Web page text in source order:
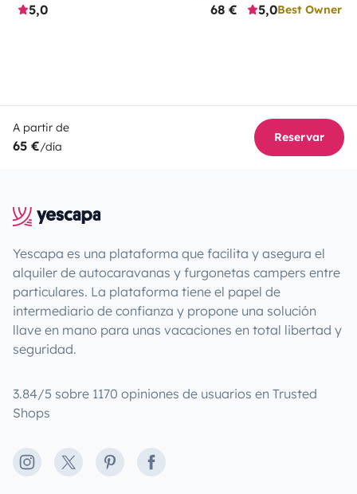
5,0
68 €
5,0Best Owner
A partir de
65 €/día
Reservar
Yescapa es una plataforma que facilita y asegura el
alquiler de autocaravanas y furgonetas campers entre
particulares. La plataforma tiene el papel de
intermediario de confianza y propone una solución
llave en mano para unas vacaciones en total libertad y
seguridad.
3.84/5 sobre 1170 opiniones de usuarios en Trusted
Shops
Instagram
X PinterestFacebook